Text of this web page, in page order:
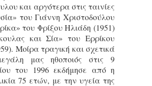
και αργότερα στις ταινίες
του Γιάννη Χριστοδούλου
του Φρίξου Ηλιάδη (1951)
και Σία» του Ερρίκου
Μοίρα τραγική και σχετικά
μας ηθοποιός στις 9
του 1996 εκδήμησε από η
75 ετών, με την υγεία της